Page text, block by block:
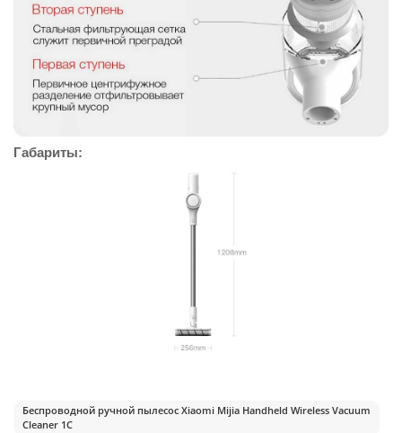
Габариты:
Беспроводной ручной пылесос Xiaomi Mijia Handheld Wireless Vacuum
Cleaner 1С